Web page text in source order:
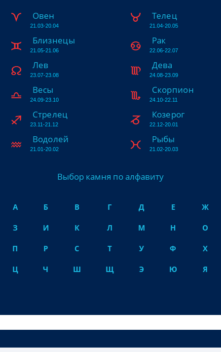
Овен
21.03-20.04
Телец
21.04-20.05
Близнецы
21.05-21.06
Рак
22.06-22.07
Лев
23.07-23.08
Дева
24.08-23.09
Весы
24.09-23.10
Скорпион
24.10-22.11
Стрелец
23.11-21.12
Козерог
22.12-20.01
Водолей
21.01-20.02
Рыбы
21.02-20.03
Выбор камня по алфавиту
А Б В Г Д Е Ж
З И К Л М Н О
П Р С Т У Ф Х
Ц Ч Ш Щ Э Ю Я